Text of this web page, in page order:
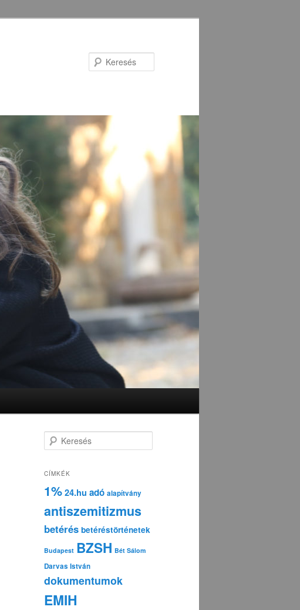
e
e
é
CÍMKÉK
1% 24.hu adó alapítvány
antiszemitizmus
betérés betéréstörténetek
Budapest BZSH Bét Sálom
Darvas István
dokumentumok
EMIH